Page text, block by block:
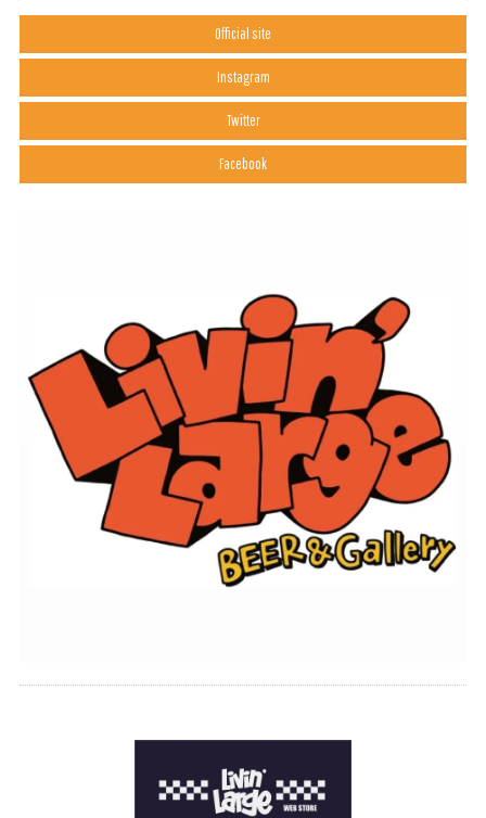
Official site
Instagram
Twitter
Facebook